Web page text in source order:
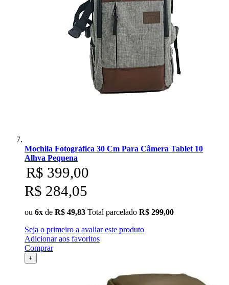
Mochila Fotográfica 30 Cm Para Câmera Tablet 10
Alhva Pequena
R$ 399,00
R$ 284,05
ou 6x de R$ 49,83 Total parcelado R$ 299,00
Seja o primeiro a avaliar este produto
Adicionar aos favoritos
Comprar
+